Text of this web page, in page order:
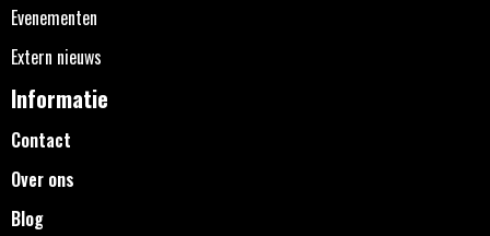
Evenementen
Extern nieuws
Informatie
Contact
Over ons
Blog